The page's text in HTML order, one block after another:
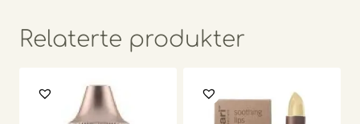
Relaterte produkter